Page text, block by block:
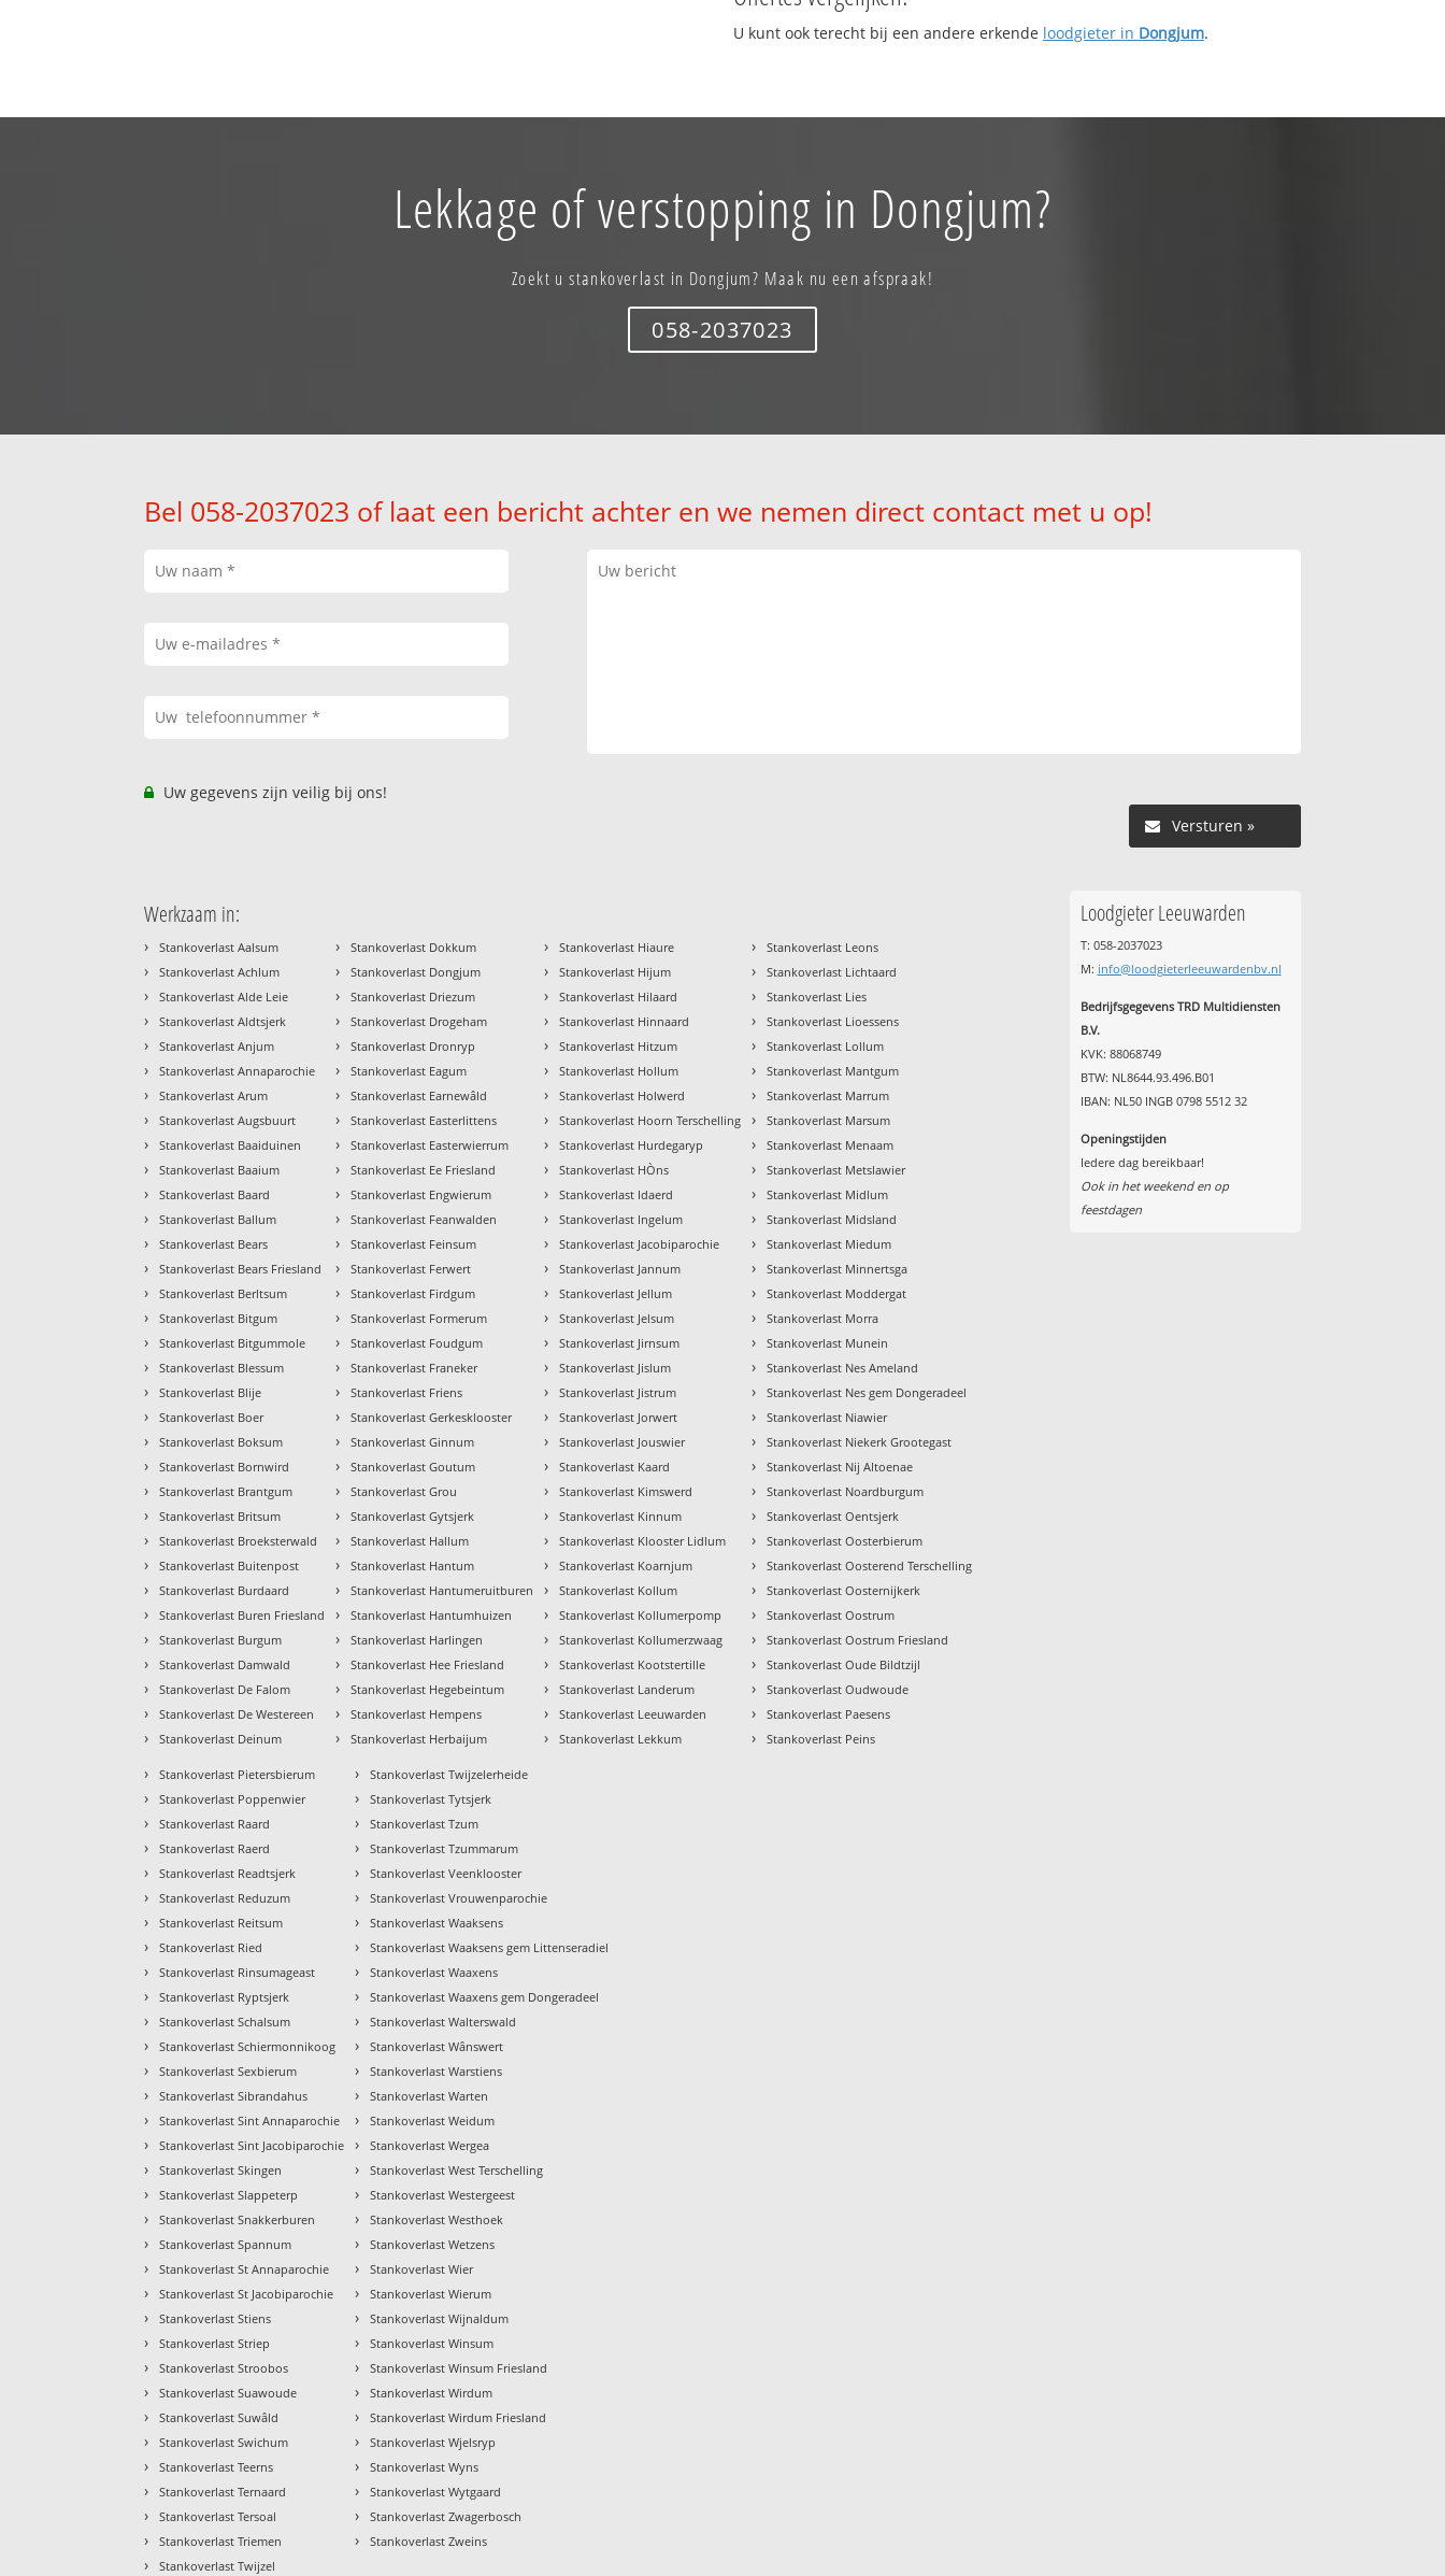
U kunt ook terecht bij een andere erkende loodgieter in Dongjum.
Lekkage of verstopping in Dongjum?
Zoekt u stankoverlast in Dongjum? Maak nu een afspraak!
058-2037023
Bel 058-2037023 of laat een bericht achter en we nemen direct contact met u op!
Uw gegevens zijn veilig bij ons!
Versturen »
Werkzaam in:
› Stankoverlast Aalsum
› Stankoverlast Achlum
› Stankoverlast Alde Leie
› Stankoverlast Aldtsjerk
› Stankoverlast Anjum
› Stankoverlast Annaparochie
› Stankoverlast Arum
› Stankoverlast Augsbuurt
› Stankoverlast Baaiduinen
› Stankoverlast Baaium
› Stankoverlast Baard
› Stankoverlast Ballum
› Stankoverlast Bears
› Stankoverlast Bears Friesland
› Stankoverlast Berltsum
› Stankoverlast Bitgum
› Stankoverlast Bitgummole
› Stankoverlast Blessum
› Stankoverlast Blije
› Stankoverlast Boer
› Stankoverlast Boksum
› Stankoverlast Bornwird
› Stankoverlast Brantgum
› Stankoverlast Britsum
› Stankoverlast Broeksterwald
› Stankoverlast Buitenpost
› Stankoverlast Burdaard
› Stankoverlast Buren Friesland
› Stankoverlast Burgum
› Stankoverlast Damwald
› Stankoverlast De Falom
› Stankoverlast De Westereen
› Stankoverlast Deinum
› Stankoverlast Dokkum
› Stankoverlast Dongjum
› Stankoverlast Driezum
› Stankoverlast Drogeham
› Stankoverlast Dronryp
› Stankoverlast Eagum
› Stankoverlast Earnewâld
› Stankoverlast Easterlittens
› Stankoverlast Easterwierrum
› Stankoverlast Ee Friesland
› Stankoverlast Engwierum
› Stankoverlast Feanwalden
› Stankoverlast Feinsum
› Stankoverlast Ferwert
› Stankoverlast Firdgum
› Stankoverlast Formerum
› Stankoverlast Foudgum
› Stankoverlast Franeker
› Stankoverlast Friens
› Stankoverlast Gerkesklooster
› Stankoverlast Ginnum
› Stankoverlast Goutum
› Stankoverlast Grou
› Stankoverlast Gytsjerk
› Stankoverlast Hallum
› Stankoverlast Hantum
› Stankoverlast Hantumeruitburen
› Stankoverlast Hantumhuizen
› Stankoverlast Harlingen
› Stankoverlast Hee Friesland
› Stankoverlast Hegebeintum
› Stankoverlast Hempens
› Stankoverlast Herbaijum
› Stankoverlast Hiaure
› Stankoverlast Hijum
› Stankoverlast Hilaard
› Stankoverlast Hinnaard
› Stankoverlast Hitzum
› Stankoverlast Hollum
› Stankoverlast Holwerd
› Stankoverlast Hoorn Terschelling
› Stankoverlast Hurdegaryp
› Stankoverlast HÒns
› Stankoverlast Idaerd
› Stankoverlast Ingelum
› Stankoverlast Jacobiparochie
› Stankoverlast Jannum
› Stankoverlast Jellum
› Stankoverlast Jelsum
› Stankoverlast Jirnsum
› Stankoverlast Jislum
› Stankoverlast Jistrum
› Stankoverlast Jorwert
› Stankoverlast Jouswier
› Stankoverlast Kaard
› Stankoverlast Kimswerd
› Stankoverlast Kinnum
› Stankoverlast Klooster Lidlum
› Stankoverlast Koarnjum
› Stankoverlast Kollum
› Stankoverlast Kollumerpomp
› Stankoverlast Kollumerzwaag
› Stankoverlast Kootstertille
› Stankoverlast Landerum
› Stankoverlast Leeuwarden
› Stankoverlast Lekkum
› Stankoverlast Leons
› Stankoverlast Lichtaard
› Stankoverlast Lies
› Stankoverlast Lioessens
› Stankoverlast Lollum
› Stankoverlast Mantgum
› Stankoverlast Marrum
› Stankoverlast Marsum
› Stankoverlast Menaam
› Stankoverlast Metslawier
› Stankoverlast Midlum
› Stankoverlast Midsland
› Stankoverlast Miedum
› Stankoverlast Minnertsga
› Stankoverlast Moddergat
› Stankoverlast Morra
› Stankoverlast Munein
› Stankoverlast Nes Ameland
› Stankoverlast Nes gem Dongeradeel
› Stankoverlast Niawier
› Stankoverlast Niekerk Grootegast
› Stankoverlast Nij Altoenae
› Stankoverlast Noardburgum
› Stankoverlast Oentsjerk
› Stankoverlast Oosterbierum
› Stankoverlast Oosterend Terschelling
› Stankoverlast Oosternijkerk
› Stankoverlast Oostrum
› Stankoverlast Oostrum Friesland
› Stankoverlast Oude Bildtzijl
› Stankoverlast Oudwoude
› Stankoverlast Paesens
› Stankoverlast Peins
› Stankoverlast Pietersbierum
› Stankoverlast Poppenwier
› Stankoverlast Raard
› Stankoverlast Raerd
› Stankoverlast Readtsjerk
› Stankoverlast Reduzum
› Stankoverlast Reitsum
› Stankoverlast Ried
› Stankoverlast Rinsumageast
› Stankoverlast Ryptsjerk
› Stankoverlast Schalsum
› Stankoverlast Schiermonnikoog
› Stankoverlast Sexbierum
› Stankoverlast Sibrandahus
› Stankoverlast Sint Annaparochie
› Stankoverlast Sint Jacobiparochie
› Stankoverlast Skingen
› Stankoverlast Slappeterp
› Stankoverlast Snakkerburen
› Stankoverlast Spannum
› Stankoverlast St Annaparochie
› Stankoverlast St Jacobiparochie
› Stankoverlast Stiens
› Stankoverlast Striep
› Stankoverlast Stroobos
› Stankoverlast Suawoude
› Stankoverlast Suwâld
› Stankoverlast Swichum
› Stankoverlast Teerns
› Stankoverlast Ternaard
› Stankoverlast Tersoal
› Stankoverlast Triemen
› Stankoverlast Twijzel
› Stankoverlast Twijzelerheide
› Stankoverlast Tytsjerk
› Stankoverlast Tzum
› Stankoverlast Tzummarum
› Stankoverlast Veenklooster
› Stankoverlast Vrouwenparochie
› Stankoverlast Waaksens
› Stankoverlast Waaksens gem Littenseradiel
› Stankoverlast Waaxens
› Stankoverlast Waaxens gem Dongeradeel
› Stankoverlast Walterswald
› Stankoverlast Wânswert
› Stankoverlast Warstiens
› Stankoverlast Warten
› Stankoverlast Weidum
› Stankoverlast Wergea
› Stankoverlast West Terschelling
› Stankoverlast Westergeest
› Stankoverlast Westhoek
› Stankoverlast Wetzens
› Stankoverlast Wier
› Stankoverlast Wierum
› Stankoverlast Wijnaldum
› Stankoverlast Winsum
› Stankoverlast Winsum Friesland
› Stankoverlast Wirdum
› Stankoverlast Wirdum Friesland
› Stankoverlast Wjelsryp
› Stankoverlast Wyns
› Stankoverlast Wytgaard
› Stankoverlast Zwagerbosch
› Stankoverlast Zweins
Loodgieter Leeuwarden
T: 058-2037023
M: info@loodgieterleeuwardenbv.nl
Bedrijfsgegevens TRD Multidiensten
B.V.
KVK: 88068749
BTW: NL8644.93.496.B01
IBAN: NL50 INGB 0798 5512 32
Openingstijden
Iedere dag bereikbaar!
Ook in het weekend en op
feestdagen